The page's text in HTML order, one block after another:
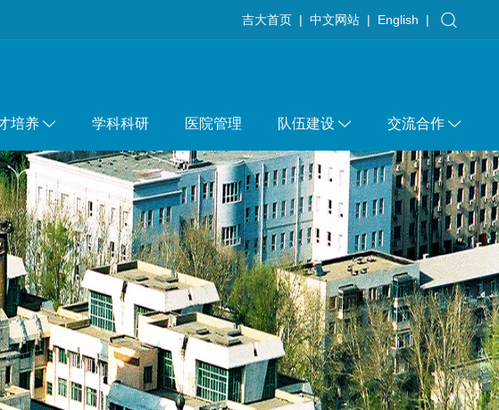
吉大首页 | 中文网站 | English |
培养 学科科研 医院管理 队伍建设 交流合作